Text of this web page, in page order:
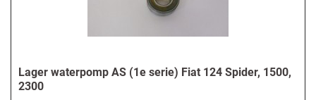
Lager waterpomp AS (1e serie) Fiat 124 Spider, 1500,
2300